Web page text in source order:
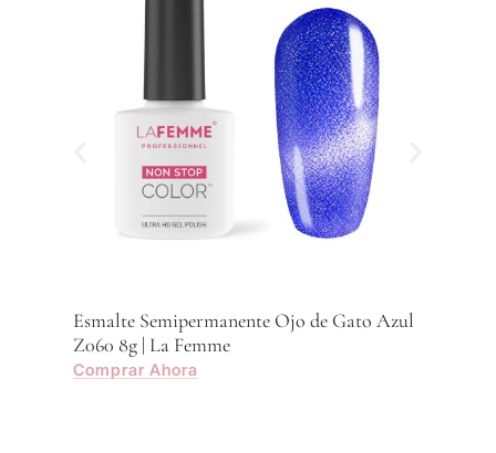
Esmalte Semipermanente Ojo de Gato Azul
Z060 8g | La Femme
Comprar Ahora